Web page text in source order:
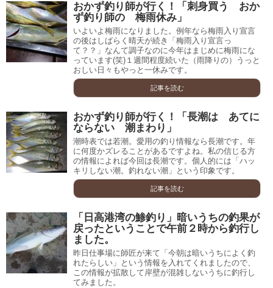
おかず釣り師が行く！「刺身買う おか
ず釣り師の 梅雨休み」
いよいよ梅雨になりました。例年なら梅雨入り宣言
の後はしばらく晴天が続き「梅雨入り宣言っ
て？？」なんて調子なのに今年はまじめに梅雨にな
っています(笑)１週間程度続いた（雨降りの）うっと
おしい日々もやっと一休みです。
記事を読む
おかず釣り師が行く！「長潮は あてに
ならない 潮まわり」
潮時表では若潮。愛用の釣り情報なら長潮です。年
に何度かズレることがあるですよね。私の信じる方
の情報によれば今回は長潮です。個人的には「ハッ
キリしない潮。釣れない潮」という印象です。
記事を読む
「日高港湾の鯵釣り」暗いうちの釣果が
戻ったということで午前２時から釣行し
ました。
昨日仕事場に師匠が来て「今朝は暗いうちによく釣
れたらしい」という情報を入れてくれましたので、
この情報が拡散して岸壁が混雑しないうちに釣行し
てみました。